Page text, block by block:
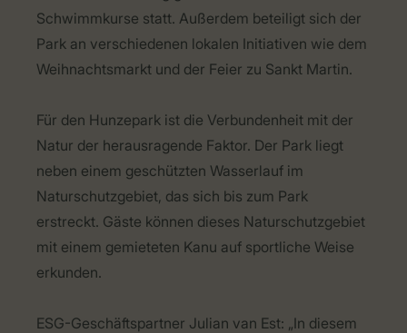
Schwimmkurse statt. Außerdem beteiligt sich der
Park an verschiedenen lokalen Initiativen wie dem
Weihnachtsmarkt und der Feier zu Sankt Martin.
Für den Hunzepark ist die Verbundenheit mit der
Natur der herausragende Faktor. Der Park liegt
neben einem geschützten Wasserlauf im
Naturschutzgebiet, das sich bis zum Park
erstreckt. Gäste können dieses Naturschutzgebiet
mit einem gemieteten Kanu auf sportliche Weise
erkunden.
ESG-Geschäftspartner Julian van Est: „In diesem